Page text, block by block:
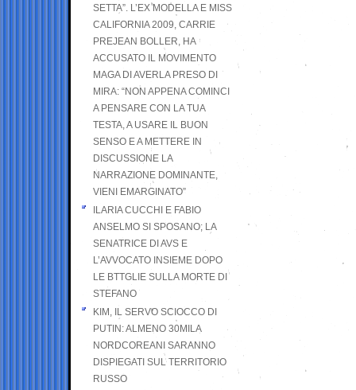
SETTA”. L’EX MODELLA E MISS
CALIFORNIA 2009, CARRIE
PREJEAN BOLLER, HA
ACCUSATO IL MOVIMENTO
MAGA DI AVERLA PRESO DI
MIRA: “NON APPENA COMINCI
A PENSARE CON LA TUA
TESTA, A USARE IL BUON
SENSO E A METTERE IN
DISCUSSIONE LA
NARRAZIONE DOMINANTE,
VIENI EMARGINATO”
ILARIA CUCCHI E FABIO
ANSELMO SI SPOSANO; LA
SENATRICE DI AVS E
L’AVVOCATO INSIEME DOPO
LE BTTGLIE SULLA MORTE DI
STEFANO
KIM, IL SERVO SCIOCCO DI
PUTIN: ALMENO 30MILA
NORDCOREANI SARANNO
DISPIEGATI SUL TERRITORIO
RUSSO